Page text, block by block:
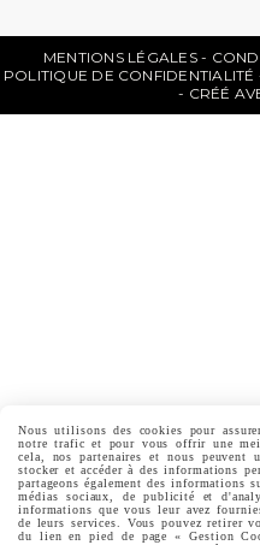
MENTIONS LÉGALES
POLITIQUE DE CONFIDENTIALITÉ
CRÉÉ
Nous utilisons des cookies pour
notre trafic et pour vous offrir une
cela, nos partenaires et nous peuvent
stocker et accéder à des informations
partageons également des informations
médias sociaux, de publicité et
informations que vous leur avez
de leurs services. Vous pouvez retirer
du lien en pied de page « Gestion